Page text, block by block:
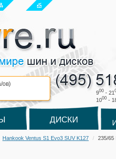
900 - 21
1000 -
ов)
ДИСКИ
Hankook Ventus S1 Evo3 SUV K127 235/65